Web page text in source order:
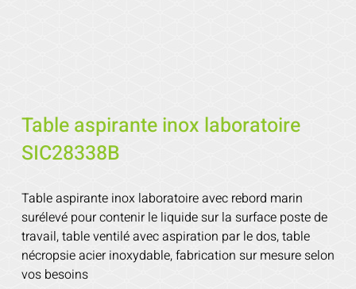
Table aspirante inox laboratoire
SIC28338B
Table aspirante inox laboratoire avec rebord marin
surélevé pour contenir le liquide sur la surface poste de
travail, table ventilé avec aspiration par le dos, table
nécropsie acier inoxydable, fabrication sur mesure selon
vos besoins